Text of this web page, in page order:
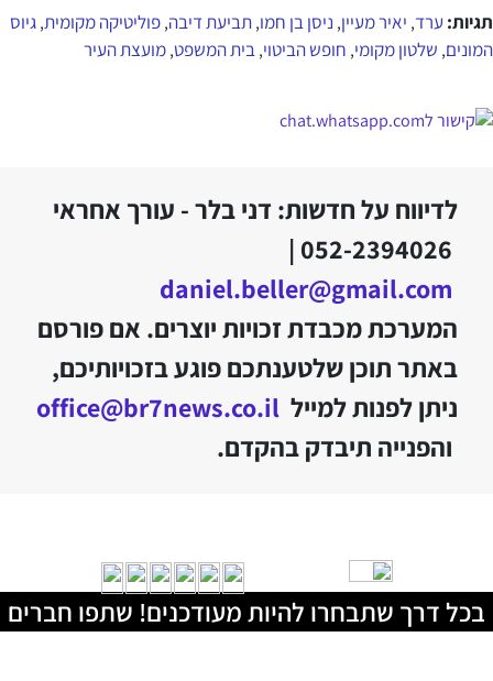
תגיות: ערד, יאיר מעיין, ניסן בן חמו,תביעת דיבה,פוליטיקה מקומית,גיוס
המונים, שלטון מקומי, חופש הביטוי,בית המשפט,מועצת העיר
לדיווח על חדשות: דני בלר - עורך אחראי
052-2394026 |
daniel.beller@gmail.com
המערכת מכבדת זכויות יוצרים. אם פורסם
באתר תוכן שלטענתכם פוגע בזכויותיכם,
ניתן לפנות למייל office@br7news.co.il
והפנייה תיבדק בהקדם.
בכל דרך שתבחרו להיות מעודכנים! שתפו חברים